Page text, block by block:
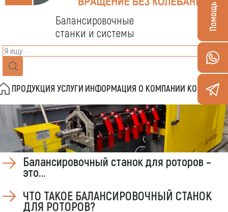
Балансировочные
станки и системы
ПРОДУКЦИЯ УСЛУГИ ИНФОРМАЦИЯ О КОМПАНИИ КОНТАКТЫ
Балансировочный станок для роторов –
это…
ЧТО ТАКОЕ БАЛАНСИРОВОЧНЫЙ СТАНОК
ДЛЯ РОТОРОВ?
Помощь